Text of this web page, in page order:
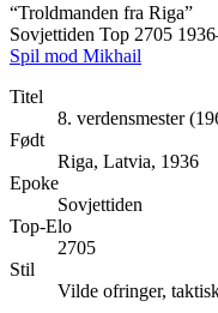
“Troldmanden fra Riga”
Sovjettiden Top 2705
Spil mod Mikhail
Titel
8. verdensmester
Født
Riga, Latvia, 1936
Epoke
Sovjettiden
Top-Elo
2705
Stil
Vilde ofringer,